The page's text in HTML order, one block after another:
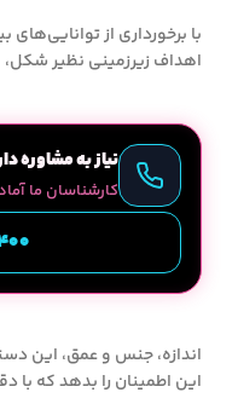
با برخورداری از
اهداف زیرزمینی نظیر شکل،
نیاز به مشاوره
کارشناسان ما
اندازه، جنس و عمق، این
این اطمینان را بدهد که با